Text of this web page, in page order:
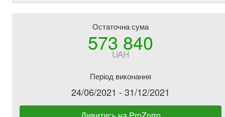
Остаточна сума
573 840
UAH
Період виконання
24/06/2021 - 31/12/2021